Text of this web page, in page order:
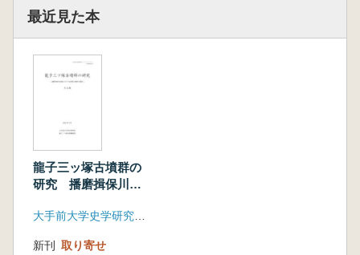
郎)
3 前期古墳における土器の配置・配列の展
開と龍子三ツ塚1号墳 (大澤正吾)
4 西播地域における前半期古墳出土玉類の
5 前期古墳副葬鉄鎌の性格 (河野正訓)
6 土器からみた龍子三ツ塚1号墳の年代
7 龍子三ツ塚1号墳出土土器の系譜と地域間
8 円筒形器台と古墳時代前期の地域間関
最近見た本
龍子三ッ塚古墳群の
研究 播磨揖保川流
群の調査
新刊 取り寄せ